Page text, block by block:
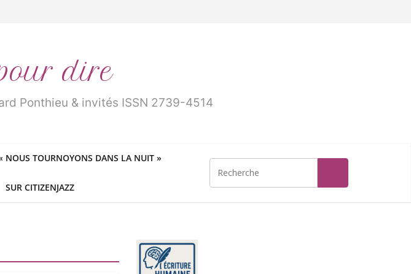
pour dire
Ponthieu & invités ISSN 2739-4514
NOUS TOURNOYONS DANS LA NUIT »
SUR CITIZENJAZZ